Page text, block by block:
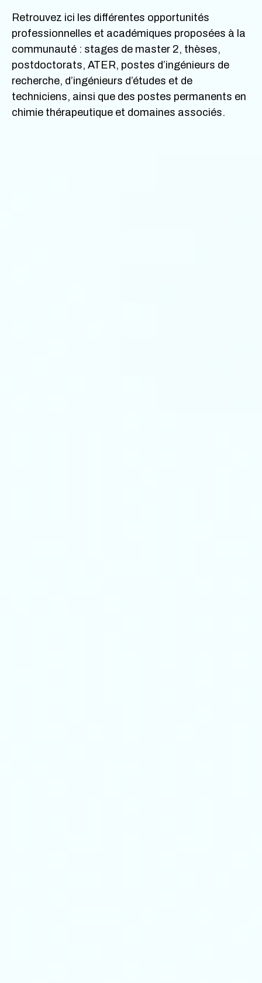
Retrouvez ici les différentes opportunités
professionnelles et académiques proposées à la
communauté : stages de master 2, thèses,
postdoctorats, ATER, postes d’ingénieurs de
recherche, d’ingénieurs d’études et de
techniciens, ainsi que des postes permanents en
chimie thérapeutique et domaines associés.